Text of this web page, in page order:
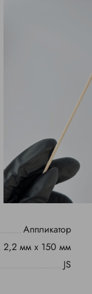
Аппликатор
2,2 мм х 150 мм
JS